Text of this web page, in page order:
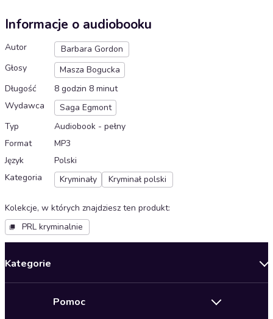
Informacje o audiobooku
Autor
Barbara Gordon
Głosy
Masza Bogucka
Długość
8 godzin 8 minut
Wydawca
Saga Egmont
Typ
Audiobook - pełny
Format
MP3
Język
Polski
Kategoria
Kryminały Kryminał polski
Kolekcje, w których znajdziesz ten produkt:
PRL kryminalnie
Kategorie
Pomoc